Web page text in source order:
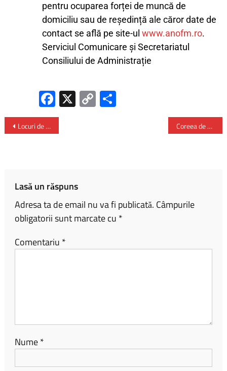
pentru ocuparea forței de muncă de
domiciliu sau de reședință ale căror date de
contact se află pe site-ulwww.anofm.ro.
Serviciul Comunicare și Secretariatul
Consiliului de Administrație
Fa
ce
b
X C
o
Locuri de muncă vacante în Spațiul Economic European Coreea de Nord construiește un memorial pentru soldaţii căzuţi în războiul din Ucraina
Lasă un răspuns
Adresa ta de email nu va fi publicată. Câmpurile
obligatorii sunt marcate cu *
Comentariu *
Nume*